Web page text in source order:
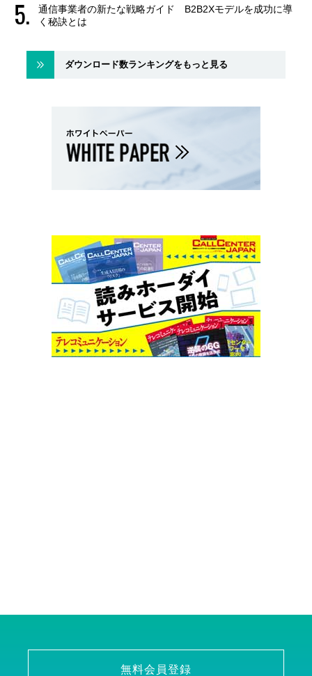
通信事業者の新たな戦略ガイド B2B2Xモデルを成功に導
く秘訣とは
ダウンロード数ランキングをもっと見る
無料会員登録